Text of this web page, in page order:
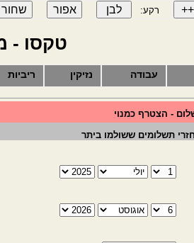
רקע:
טקסו -
עבודה נזיקין ריביות
- הצטרף כמנוי
תשלומים ששולמו ביתר